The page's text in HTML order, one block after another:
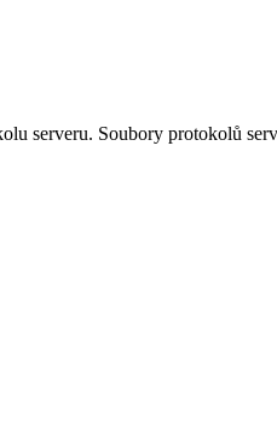
serveru. Soubory protokolů